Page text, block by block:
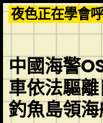
Skip
to
content
夜色正在學會
中國海警
車依法驅
釣魚島領